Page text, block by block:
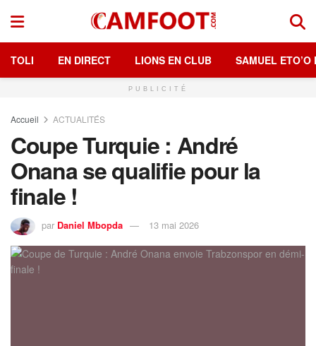
TOLI EN DIRECT LIONS EN CLUB SAMUEL ETO’O
PUBLICITÉ
Accueil ACTUALITÉS
Coupe Turquie : André
Onana se qualifie pour la
finale !
par Daniel Mbopda 13 mai 2026